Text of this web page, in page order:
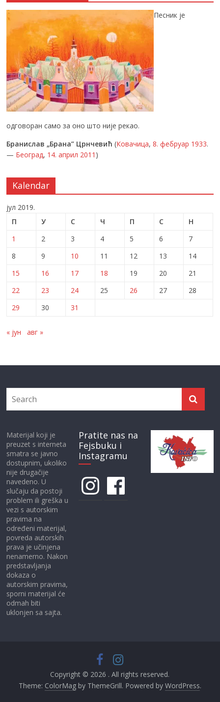
Песник је
одговоран само за оно што није рекао.
Бранислав „Брана” Црнчевић (Ковачица,8. фебруар 1933.
— Београд, 14. април 2011 )
Kalendar
јул 2019.
П
У С Ч П С
Н
1
2 3 4 5 6
7
8
9 10 11 12 13
14
15
16 17 18 19 20
21
22
23 24 25 26 27
28
29
30 31
« јун авг »
Materijal koji je
preuzet s interneta
smatra se javno
dostupnim, ukoliko
nije drugačije
navedeno. U
slučaju da postoji
problem ili greška u
vezi s autorskim
pravima na
određeni materijal,
povreda autorskih
prava je učinjena
nenamerno. Nakon
predstavljanja
dokaza o
autorskim pravima,
sporni materijal će
odmah biti
uklonjen sa sajta.
Pratite nas na
Fejsbuku i
Instagramu
InstagramFacebook
Copyright © 2026 . All rights reserved.
Theme: ColorMagby ThemeGrill. Powered by WordPress.